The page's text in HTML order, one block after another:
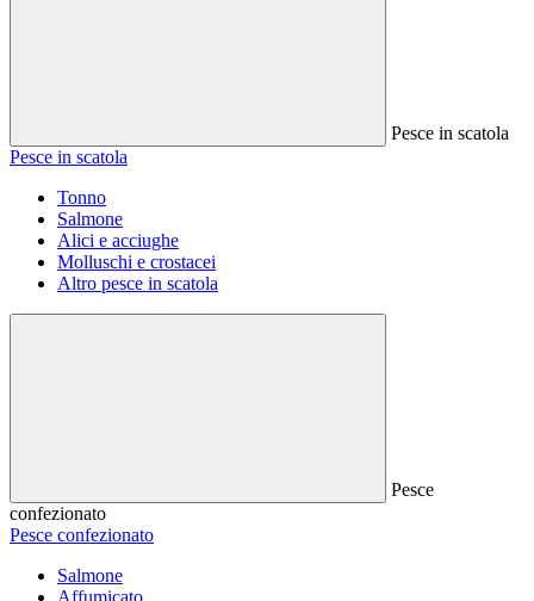
Pesce in scatola
Pesce in scatola
Tonno
Salmone
Alici e acciughe
Molluschi e crostacei
Altro pesce in scatola
Pesce
confezionato
Pesce confezionato
Salmone
Affumicato